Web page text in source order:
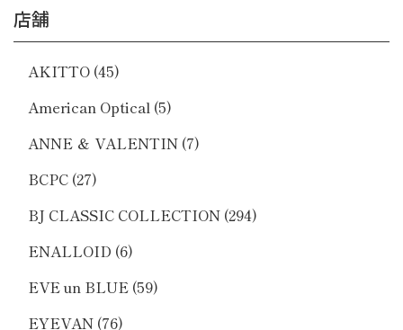
店舗
AKITTO (45)
American Optical (5)
ANNE ＆ VALENTIN (7)
BCPC (27)
BJ CLASSIC COLLECTION (294)
ENALLOID (6)
EVE un BLUE (59)
EYEVAN (76)